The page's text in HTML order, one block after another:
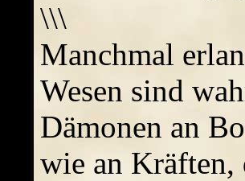
\\\
Manchmal
Wesen sind
Dämonen an
wie an Kräften,